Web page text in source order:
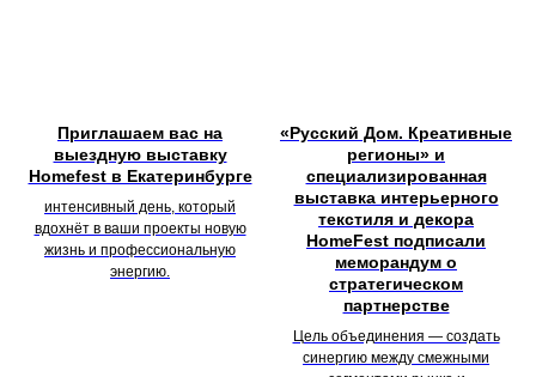
Приглашаем вас на
выездную выставку
Homefest в Екатеринбурге
интенсивный день, который
вдохнёт в ваши проекты новую
жизнь и профессиональную
энергию.
«Русский Дом. Креативные
регионы» и
специализированная
выставка интерьерного
текстиля и декора
HomeFest подписали
меморандум о
стратегическом
партнерстве
Цель объединения — создать
синергию между смежными